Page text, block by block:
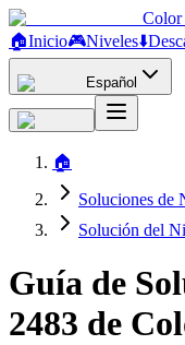
Color
🏠Inicio🎮Niveles⬇️
Español
🏠
Soluciones de
Solución del
Guía de
2483 de